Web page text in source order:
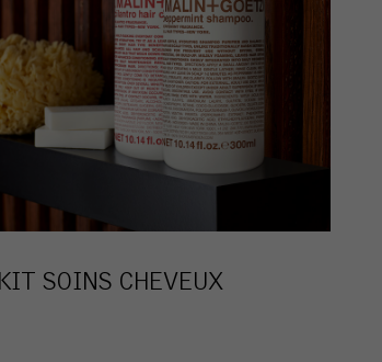
KIT SOINS CHEVEUX